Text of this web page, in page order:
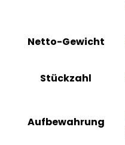
Netto-Gewicht
Stückzahl
Aufbewahrung